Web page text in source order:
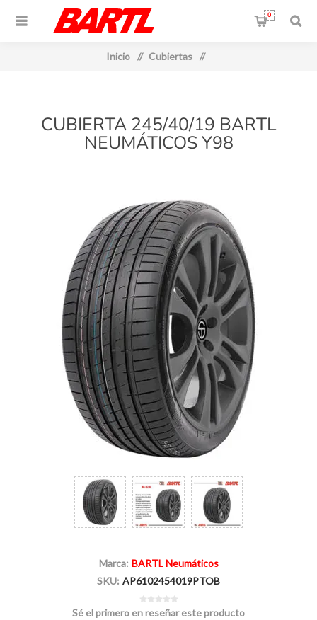
0
Inicio / Cubiertas /
CUBIERTA 245/40/19 BARTL
NEUMÁTICOS Y98
Marca: BARTL Neumáticos
SKU: AP6102454019PTOB
Sé el primero en reseñar este producto